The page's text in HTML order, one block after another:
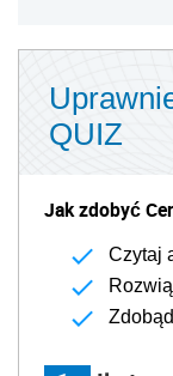
QUIZ
Jak zdobyć
Czytaj